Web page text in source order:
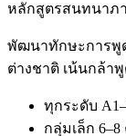
หลักสูตรสนทนาภ
พัฒนาทักษะการพู
ต่างชาติ เน้นกล้า
ทุกระดับ
กลุ่มเล็ก